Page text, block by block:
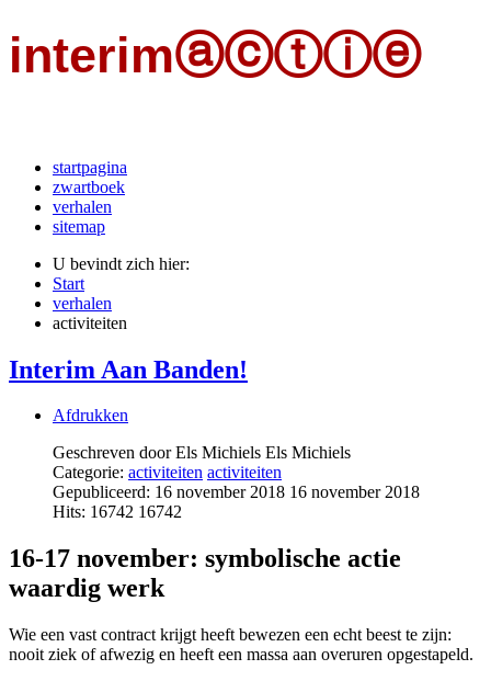
interimⓐⓒⓣⓘⓔ
startpagina
zwartboek
verhalen
sitemap
U bevindt zich hier:
Start
verhalen
activiteiten
Interim Aan Banden!
Afdrukken
Geschreven door Els Michiels Els Michiels
Categorie: activiteiten activiteiten
Gepubliceerd: 16 november 2018 16 november 2018
Hits: 16742 16742
16-17 november: symbolische actie
waardig werk
Wie een vast contract krijgt heeft bewezen een echt beest te zijn:
nooit ziek of afwezig en heeft een massa aan overuren opgestapeld.